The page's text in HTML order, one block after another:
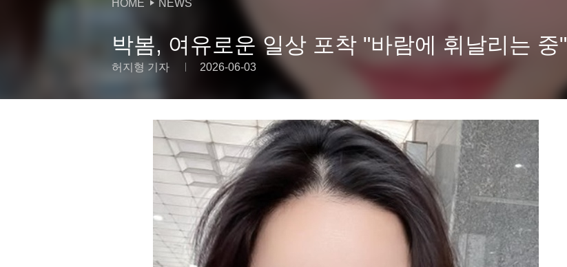
HOME NEWS
박봄, 여유로운 일상 포착 "바람에 휘날리는 중"
허지형 기자 2026-06-03